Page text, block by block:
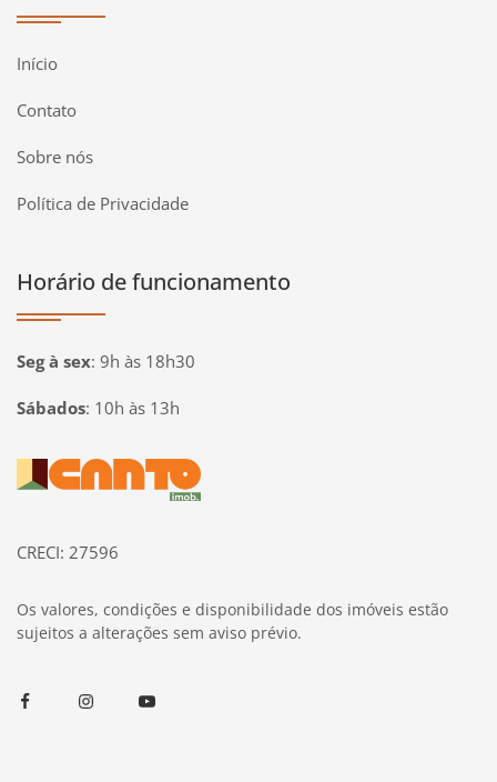
Início
Contato
Sobre nós
Política de Privacidade
Horário de funcionamento
Seg à sex: 9h às 18h30
Sábados: 10h às 13h
Página inicial
CRECI: 27596
Os valores, condições e disponibilidade dos imóveis estão
sujeitos a alterações sem aviso prévio.
FacebookInstagramYoutube